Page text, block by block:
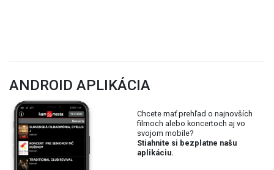
ANDROID APLIKÁCIA
Chcete mať prehľad o najnovších
filmoch alebo koncertoch aj vo
svojom mobile?
Stiahnite si bezplatne našu
aplikáciu.